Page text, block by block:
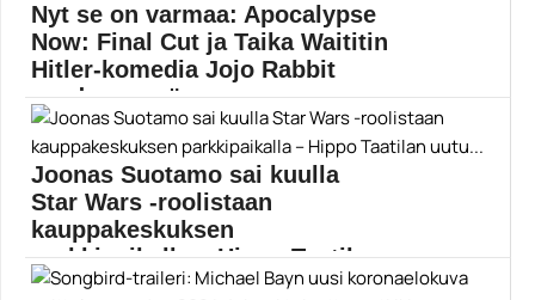
Nyt se on varmaa: Apocalypse
Now: Final Cut ja Taika Waititin
Hitler-komedia Jojo Rabbit
saadaan myö...
Ilmestyskirja. Nyt ja Jojo Rabbit nähdään
valkokankaalla vuodenvaihteessa....
Elokuvat
Joonas Suotamo sai kuulla
Star Wars -roolistaan
kauppakeskuksen
parkkipaikalla – Hippo Taatilan
uutu...